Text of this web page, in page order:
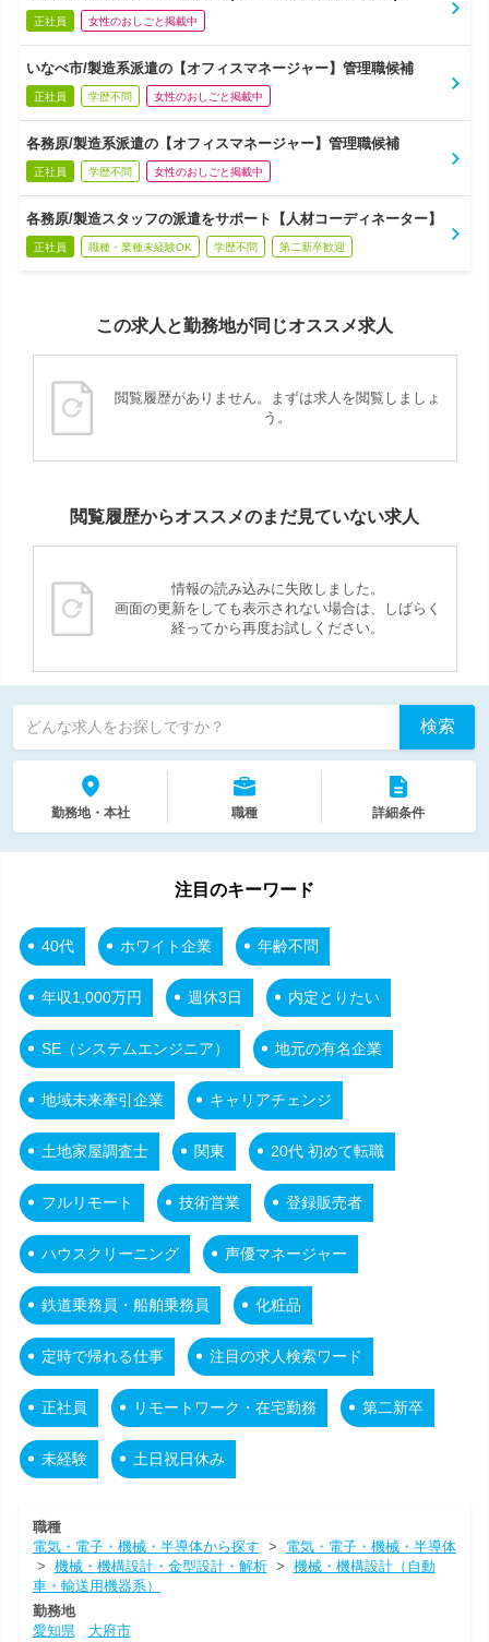
正社員 女性のおしごと掲載中
いなべ市/製造系派遣の【オフィスマネージャー】管理職候補
正社員 学歴不問 女性のおしごと掲載中
各務原/製造系派遣の【オフィスマネージャー】管理職候補
正社員 学歴不問 女性のおしごと掲載中
各務原/製造スタッフの派遣をサポート【人材コーディネーター】
正社員 職種・業種未経験OK 学歴不問 第二新卒歓迎
この求人と勤務地が同じオススメ求人
閲覧履歴がありません。まずは求人を閲覧しましょ
う。
閲覧履歴からオススメのまだ見ていない求人
情報の読み込みに失敗しました。
画面の更新をしても表示されない場合は、しばらく
経ってから再度お試しください。
どんな求人をお探しですか？ 検索
勤務地・本社 職種 詳細条件
注目のキーワード
40代 ホワイト企業 年齢不問
年収1,000万円 週休3日 内定とりたい
SE（システムエンジニア） 地元の有名企業
地域未来牽引企業 キャリアチェンジ
土地家屋調査士 関東 20代 初めて転職
フルリモート 技術営業 登録販売者
ハウスクリーニング 声優マネージャー
鉄道乗務員・船舶乗務員 化粧品
定時で帰れる仕事 注目の求人検索ワード
正社員 リモートワーク・在宅勤務 第二新卒
未経験 土日祝日休み
職種
電気・電子・機械・半導体から探す > 電気・電子・機械・半導体
> 機械・機構設計・金型設計・解析> 機械・機構設計（自動
車・輸送用機器系）
勤務地
愛知県
大府市